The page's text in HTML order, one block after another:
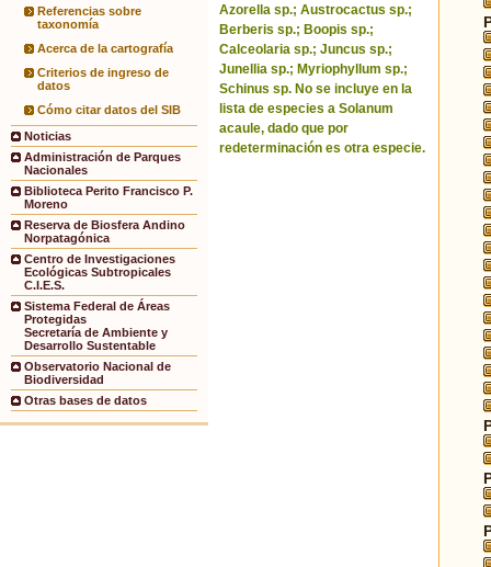
Referencias sobre
taxonomía
Acerca de la cartografía
Criterios de ingreso de
datos
Cómo citar datos del SIB
Noticias
Administración de Parques
Nacionales
Biblioteca Perito Francisco P.
Moreno
Reserva de Biosfera Andino
Norpatagónica
Centro de Investigaciones
Ecológicas Subtropicales
C.I.E.S.
Sistema Federal de Áreas
Protegidas
Secretaría de Ambiente y
Desarrollo Sustentable
Observatorio Nacional de
Biodiversidad
Otras bases de datos
Azorella sp.; Austrocactus sp.;
Berberis sp.; Boopis sp.;
Calceolaria sp.; Juncus sp.;
Junellia sp.; Myriophyllum sp.;
Schinus sp. No se incluye en la
lista de especies a Solanum
acaule, dado que por
redeterminación es otra especie.